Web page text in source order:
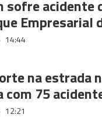
sofre acidente
Empresarial
14:44
na estrada
com 75
12:21